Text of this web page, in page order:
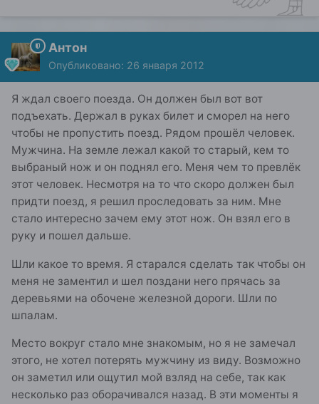
Антон
Опубликовано: 26 января 2012
Я ждал своего поезда. Он должен был вот вот
подъехать. Держал в руках билет и сморел на него
чтобы не пропустить поезд. Рядом прошёл человек.
Мужчина. На земле лежал какой то старый, кем то
выбраный нож и он поднял его. Меня чем то превлёк
этот человек. Несмотря на то что скоро должен был
придти поезд, я решил проследовать за ним. Мне
стало интересно зачем ему этот нож. Он взял его в
руку и пошел дальше.
Шли какое то время. Я старался сделать так чтобы он
меня не заментил и шел поздани него прячась за
деревьями на обочене железной дороги. Шли по
шпалам.
Место вокруг стало мне знакомым, но я не замечал
этого, не хотел потерять мужчину из виду. Возможно
он заметил или ощутил мой взляд на себе, так как
несколько раз оборачивался назад. В эти моменты я